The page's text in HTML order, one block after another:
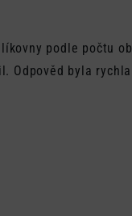
podle počtu
Odpověd byla